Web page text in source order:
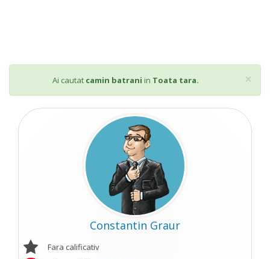
×
Ai cautat camin batrani in Toata tara.
Constantin Graur
Fara calificativ